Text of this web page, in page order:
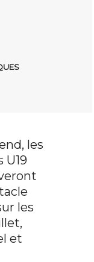
les
les
et